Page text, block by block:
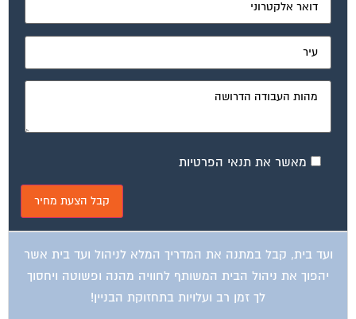
ועד בית, קבל במתנה את המדריך המלא לשיפוץ בניינים אשר
יחסוך לך אלפי שקלים בשיפוץ בניין המגורים!